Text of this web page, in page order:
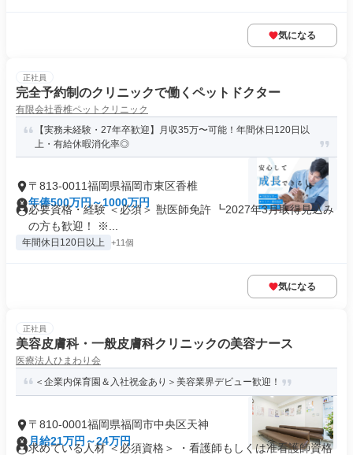
気になる
正社員
完全予約制のクリニックで働くペットドクター
有限会社香椎ペットクリニック
【実務未経験・27年卒歓迎】月収35万〜可能！年間休日120日以
上・有給休暇消化率◎
〒813-0011福岡県福岡市東区香椎
年俸500万円～1000万円
必要資格・経験 ＜必須＞ 獣医師免許 ┗2027年3月取得見込み
の方も歓迎！ ※...
年間休日120日以上 +11個
気になる
正社員
美容皮膚科・一般皮膚科クリニックの美容ナース
医療法人ひまわり会
＜企業内保育園＆入社祝金あり＞美容業界デビュー歓迎！
〒810-0001福岡県福岡市中央区天神
月給21万円～24万円
求めている人材 ＜必須資格＞ ・看護師もしくは准看護師資格